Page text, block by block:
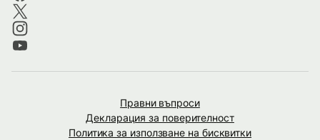
Правни въпроси
Декларация за поверителност
Политика за използване на бисквитки